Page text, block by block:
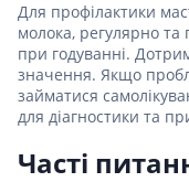
Для профілактики
молока, регулярно
при годуванні.
значення. Якщо
займатися
для діагностики та
Часті